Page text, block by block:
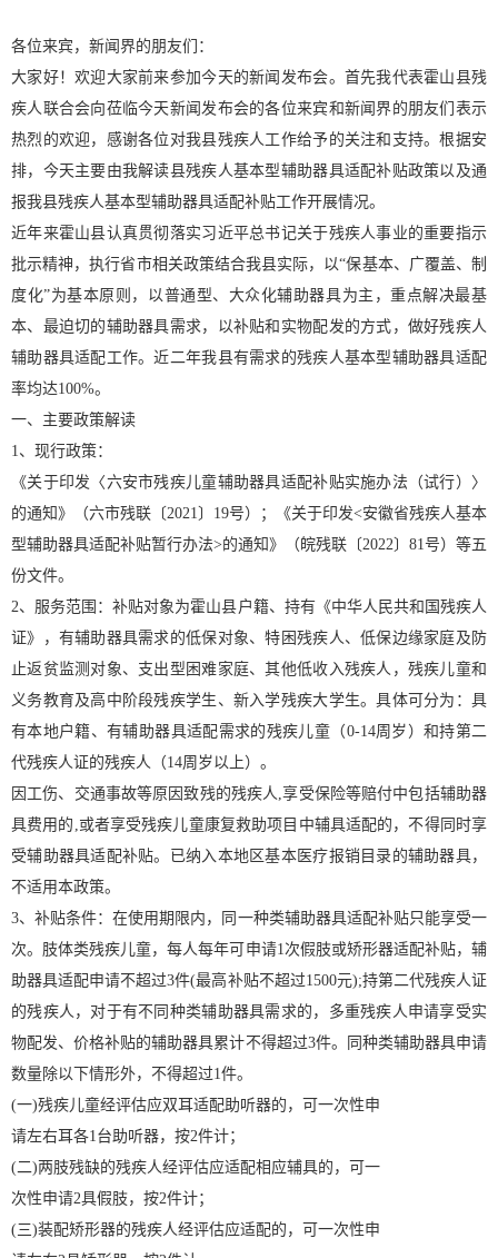
各位来宾，新闻界的朋友们：
大家好！欢迎大家前来参加今天的新闻发布会。首先我代表霍山县残
疾人联合会向莅临今天新闻发布会的各位来宾和新闻界的朋友们表示
热烈的欢迎，感谢各位对我县残疾人工作给予的关注和支持。根据安
排，今天主要由我解读县残疾人基本型辅助器具适配补贴政策以及通
报我县残疾人基本型辅助器具适配补贴工作开展情况。
近年来霍山县认真贯彻落实习近平总书记关于残疾人事业的重要指示
批示精神，执行省市相关政策结合我县实际，以“保基本、广覆盖、制
度化”为基本原则，以普通型、大众化辅助器具为主，重点解决最基
本、最迫切的辅助器具需求，以补贴和实物配发的方式，做好残疾人
辅助器具适配工作。近二年我县有需求的残疾人基本型辅助器具适配
率均达100%。
一、主要政策解读
1、现行政策：
《关于印发〈六安市残疾儿童辅助器具适配补贴实施办法（试行）〉
的通知》（六市残联〔2021〕19号）；《关于印发<安徽省残疾人基本
型辅助器具适配补贴暂行办法>的通知》（皖残联〔2022〕81号）等五
份文件。
2、服务范围：补贴对象为霍山县户籍、持有《中华人民共和国残疾人
证》，有辅助器具需求的低保对象、特困残疾人、低保边缘家庭及防
止返贫监测对象、支出型困难家庭、其他低收入残疾人，残疾儿童和
义务教育及高中阶段残疾学生、新入学残疾大学生。具体可分为：具
有本地户籍、有辅助器具适配需求的残疾儿童（0-14周岁）和持第二
代残疾人证的残疾人（14周岁以上）。
因工伤、交通事故等原因致残的残疾人,享受保险等赔付中包括辅助器
具费用的,或者享受残疾儿童康复救助项目中辅具适配的，不得同时享
受辅助器具适配补贴。已纳入本地区基本医疗报销目录的辅助器具，
不适用本政策。
3、补贴条件：在使用期限内，同一种类辅助器具适配补贴只能享受一
次。肢体类残疾儿童，每人每年可申请1次假肢或矫形器适配补贴，辅
助器具适配申请不超过3件(最高补贴不超过1500元);持第二代残疾人证
的残疾人，对于有不同种类辅助器具需求的，多重残疾人申请享受实
物配发、价格补贴的辅助器具累计不得超过3件。同种类辅助器具申请
数量除以下情形外，不得超过1件。
(一)残疾儿童经评估应双耳适配助听器的，可一次性申
请左右耳各1台助听器，按2件计；
(二)两肢残缺的残疾人经评估应适配相应辅具的，可一
次性申请2具假肢，按2件计；
(三)装配矫形器的残疾人经评估应适配的，可一次性申